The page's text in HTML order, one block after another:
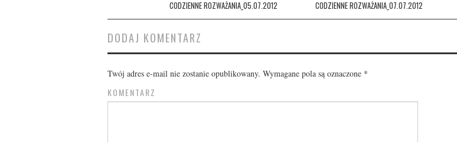
CODZIENNE ROZWAŻANIA_05.07.2012 CODZIENNE ROZWAŻANIA_07.07.2012
DODAJ KOMENTARZ
Twój adres e-mail nie zostanie opublikowany. Wymagane pola są oznaczone *
KOMENTARZ